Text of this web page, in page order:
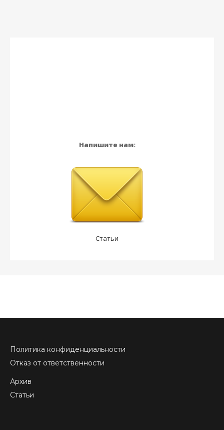
Напишите нам:
Статьи
Политика конфиденциальности
Отказ от ответственности
Архив
Статьи